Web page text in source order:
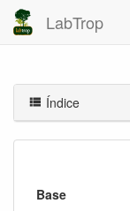
LabTrop
Índice
Base